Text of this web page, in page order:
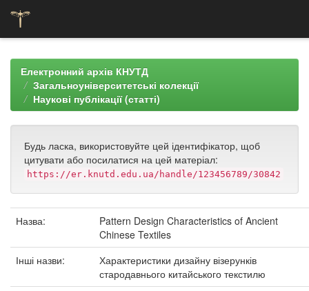
navigationЕлектронний архів КНУТД
Загальноуніверситетські колекції
Наукові публікації (статті)
Будь ласка, використовуйте цей ідентифікатор, щоб
цитувати або посилатися на цей матеріал:
https://er.knutd.edu.ua/handle/123456789/30842
Назва:
Pattern Design Characteristics of Ancient
Chinese Textiles
Інші назви:
Характеристики дизайну візерунків
стародавнього китайського текстилю